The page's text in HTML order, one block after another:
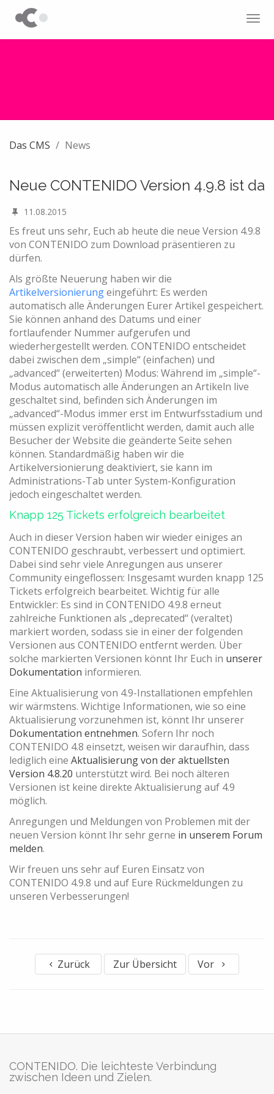
Das CMS News
Neue CONTENIDO Version 4.9.8 ist da
11.08.2015
Es freut uns sehr, Euch ab heute die neue Version 4.9.8
von CONTENIDO zum Download präsentieren zu
dürfen.
Als größte Neuerung haben wir die
Artikelversionierungeingeführt: Es werden
automatisch alle Änderungen Eurer Artikel gespeichert.
Sie können anhand des Datums und einer
fortlaufender Nummer aufgerufen und
wiederhergestellt werden. CONTENIDO entscheidet
dabei zwischen dem „simple“ (einfachen) und
„advanced“ (erweiterten) Modus: Während im „simple“-
Modus automatisch alle Änderungen an Artikeln live
geschaltet sind, befinden sich Änderungen im
„advanced“-Modus immer erst im Entwurfsstadium und
müssen explizit veröffentlicht werden, damit auch alle
Besucher der Website die geänderte Seite sehen
können. Standardmäßig haben wir die
Artikelversionierung deaktiviert, sie kann im
Administrations-Tab unter System-Konfiguration
jedoch eingeschaltet werden.
Knapp 125 Tickets erfolgreich bearbeitet
Auch in dieser Version haben wir wieder einiges an
CONTENIDO geschraubt, verbessert und optimiert.
Dabei sind sehr viele Anregungen aus unserer
Community eingeflossen: Insgesamt wurden knapp 125
Tickets erfolgreich bearbeitet. Wichtig für alle
Entwickler: Es sind in CONTENIDO 4.9.8 erneut
zahlreiche Funktionen als „deprecated“ (veraltet)
markiert worden, sodass sie in einer der folgenden
Versionen aus CONTENIDO entfernt werden. Über
solche markierten Versionen könnt Ihr Euch in unserer
Dokumentation informieren.
Eine Aktualisierung von 4.9-Installationen empfehlen
wir wärmstens. Wichtige Informationen, wie so eine
Aktualisierung vorzunehmen ist, könnt Ihr unserer
Dokumentation entnehmen. Sofern Ihr noch
CONTENIDO 4.8 einsetzt, weisen wir daraufhin, dass
lediglich eine Aktualisierung von der aktuellsten
Version 4.8.20 unterstützt wird. Bei noch älteren
Versionen ist keine direkte Aktualisierung auf 4.9
möglich.
Anregungen und Meldungen von Problemen mit der
neuen Version könnt Ihr sehr gerne in unserem Forum
melden.
Wir freuen uns sehr auf Euren Einsatz von
CONTENIDO 4.9.8 und auf Eure Rückmeldungen zu
unseren Verbesserungen!
Zurück Zur Übersicht Vor
CONTENIDO. Die leichteste Verbindung
zwischen Ideen und Zielen.